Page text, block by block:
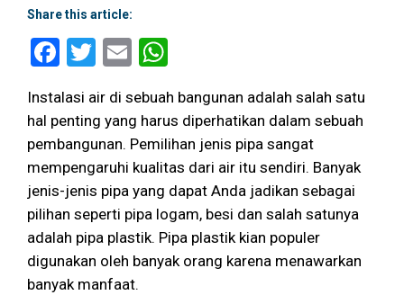
Share this article:
Facebook
Twitter
Email
Instalasi air di sebuah bangunan adalah salah satu
hal penting yang harus diperhatikan dalam sebuah
pembangunan. Pemilihan jenis pipa sangat
mempengaruhi kualitas dari air itu sendiri. Banyak
jenis-jenis pipa yang dapat Anda jadikan sebagai
pilihan seperti pipa logam, besi dan salah satunya
adalah pipa plastik. Pipa plastik kian populer
digunakan oleh banyak orang karena menawarkan
banyak manfaat.